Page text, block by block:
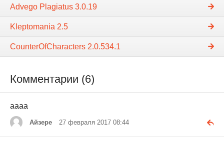
Advego Plagiatus 3.0.19
Kleptomania 2.5
CounterOfCharacters 2.0.534.1
Комментарии (6)
аааа
Айзере 27 февраля 2017 08:44